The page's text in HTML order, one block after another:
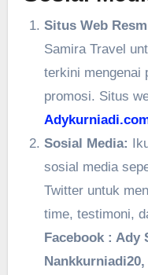
Situs Web
Samira Travel
terkini mengenai
promosi. Situs
Sosial Media:
sosial media
Twitter untuk
time, testimoni,
Facebook : Ady